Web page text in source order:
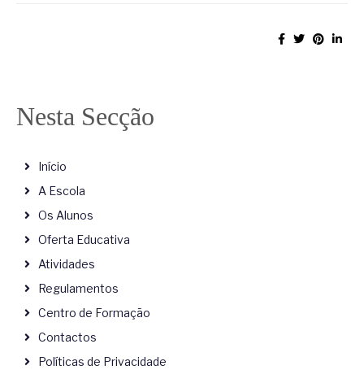
Nesta Secção
Início
A Escola
Os Alunos
Oferta Educativa
Atividades
Regulamentos
Centro de Formação
Contactos
Políticas de Privacidade